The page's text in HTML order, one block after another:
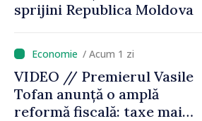
sprijini Republica Moldova
/ Acum 1 zi
VIDEO // Premierul Vasile
Tofan anunță o amplă
reformă fiscală: taxe mai